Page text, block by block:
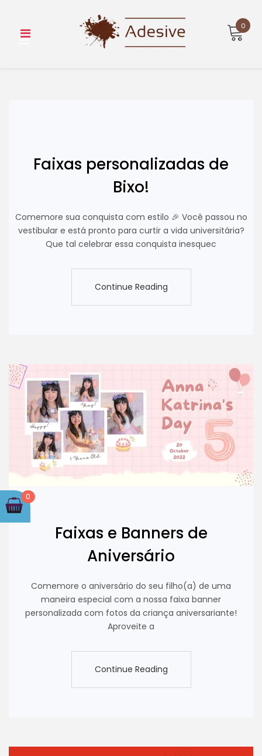
content
0
Faixas personalizadas de
Bixo!
Comemore sua conquista com estilo 🎉 Você passou no
vestibular e está pronto para curtir a vida universitária?
Que tal celebrar essa conquista inesquec
Continue Reading
Faixas e Banners de
Aniversário
Comemore o aniversário do seu filho(a) de uma
maneira especial com a nossa faixa banner
personalizada com fotos da criança aniversariante!
Aproveite a
Continue Reading
0